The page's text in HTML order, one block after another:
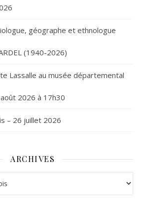
géographe et ethnologue
(1940-2026)
Lassalle au musée départemental
2026 à 17h30
– 26 juillet 2026
ARCHIVES